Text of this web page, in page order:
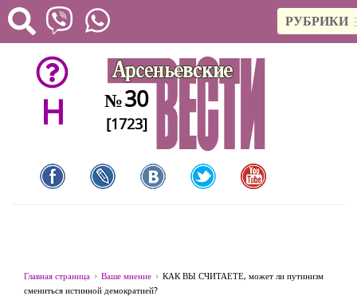
РУБРИКИ
H №30
[1723]
Главная страница Ваше мнение
КАК ВЫ СЧИТАЕТЕ, может ли путинизм
смениться истинной демократией?